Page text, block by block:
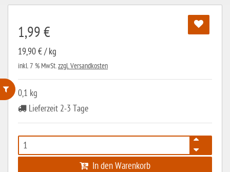
ohne Weizenstärke
ohne Hefe
1,99 €
19,90 € / kg
inkl. 7 % MwSt.zzgl. Versandkosten
0,1 kg
Lieferzeit 2-3 Tage
In den Warenkorb